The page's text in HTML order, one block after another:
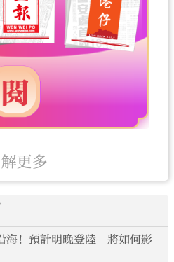
更多
海！預計明晚登陸 將如何影